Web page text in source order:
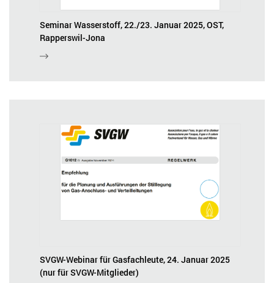
Seminar Wasserstoff, 22./23. Januar 2025, OST,
Rapperswil-Jona
SVGW-Webinar für Gasfachleute, 24. Januar 2025
(nur für SVGW-Mitglieder)